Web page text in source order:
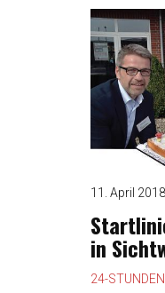
11. April 2018
in
24-